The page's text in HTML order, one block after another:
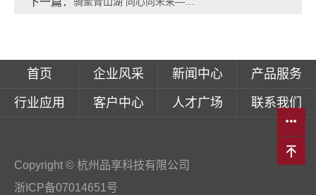
首页 企业风采 新闻中心 产品服务
行业应用 客户中心 人才广场 联系我们
Copyright © 杭州品享科技有限公司
浙ICP备07014651号